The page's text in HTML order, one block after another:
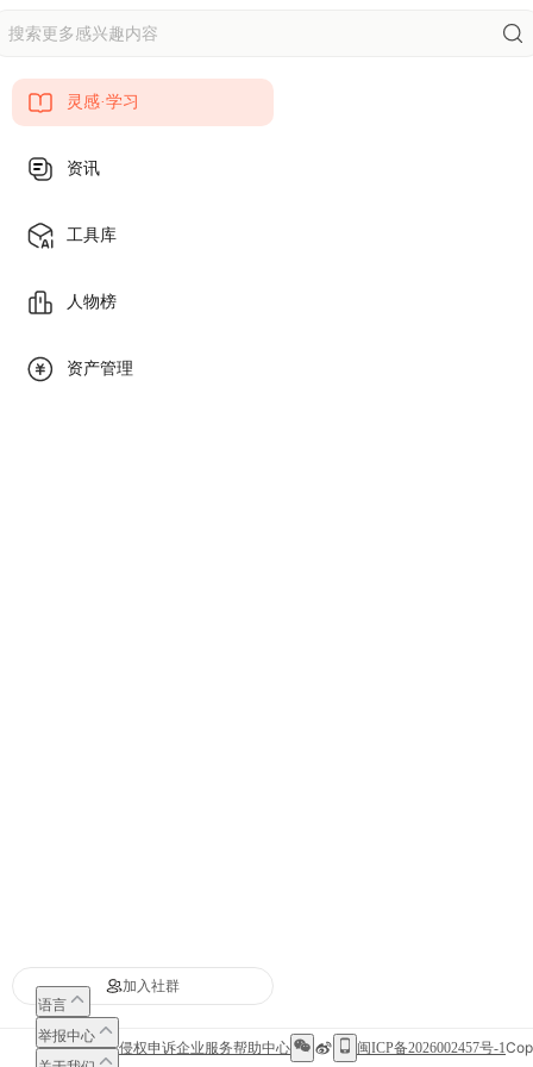
灵感·学习
资讯
工具库
人物榜
资产管理
加入社群
提示词
知识
语言
举报中心
侵权申诉企业服务帮助中心 闽ICP备2026002457号-1